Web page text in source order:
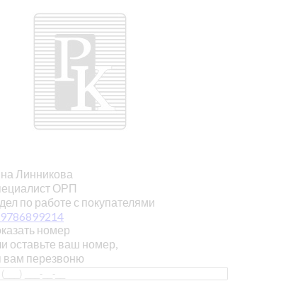
Линникова
ОРП
по работе с покупателями
номер
оставьте ваш номер,
вам перезвоню